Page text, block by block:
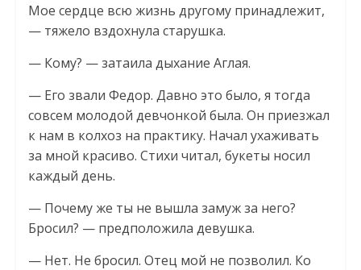
Мое сердце всю жизнь другому принадлежит,
— тяжело вздохнула старушка.
— Кому? — затаила дыхание Аглая.
— Его звали Федор. Давно это было, я тогда
совсем молодой девчонкой была. Он приезжал
к нам в колхоз на практику. Начал ухаживать
за мной красиво. Стихи читал, букеты носил
каждый день.
— Почему же ты не вышла замуж за него?
Бросил? — предположила девушка.
— Нет. Не бросил. Отец мой не позволил. Ко